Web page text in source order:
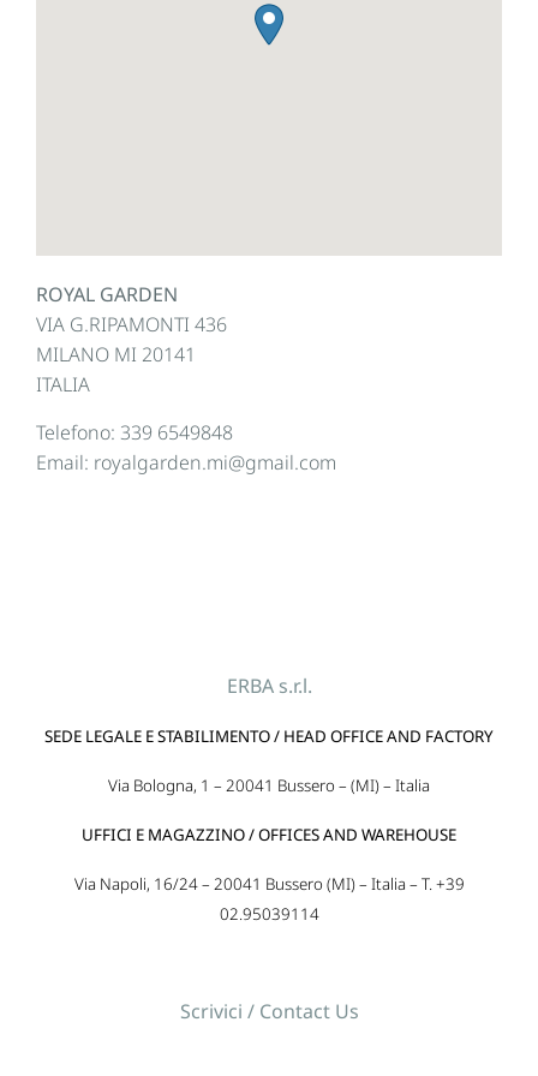
ROYAL GARDEN
VIA G.RIPAMONTI 436
MILANO MI 20141
ITALIA
Telefono: 339 6549848
Email: royalgarden.mi@gmail.com
ERBA s.r.l.
SEDE LEGALE E STABILIMENTO / HEAD OFFICE AND FACTORY
Via Bologna, 1 – 20041 Bussero – (MI) – Italia
UFFICI E MAGAZZINO / OFFICES AND WAREHOUSE
Via Napoli, 16/24 – 20041 Bussero (MI) – Italia – T. +39
02.95039114
Scrivici / Contact Us